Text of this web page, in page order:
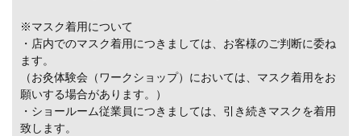
※マスク着用について
・店内でのマスク着用につきましては、お客様のご判断に委ね
ます。
（お灸体験会（ワークショップ）においては、マスク着用をお
願いする場合があります。）
・ショールーム従業員につきましては、引き続きマスクを着用
致します。